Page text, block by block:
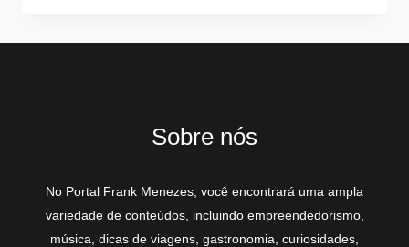
Sobre nós
No Portal Frank Menezes, você encontrará uma ampla
variedade de conteúdos, incluindo empreendedorismo,
música, dicas de viagens, gastronomia, curiosidades,